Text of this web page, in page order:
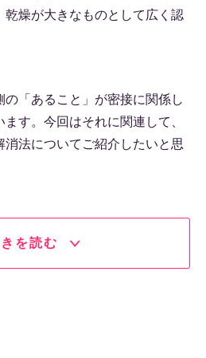
乾燥が大きなものとして広く認
の「あること」が密接に関係し
す。今回はそれに関連して、
消法についてご紹介したいと思
を読む